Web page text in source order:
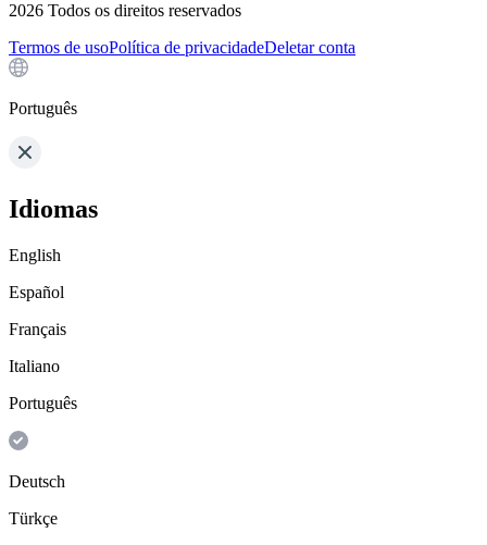
2026 Todos os direitos reservados
Termos de usoPolítica de privacidadeDeletar conta
Português
Idiomas
English
Español
Français
Italiano
Português
Deutsch
Türkçe